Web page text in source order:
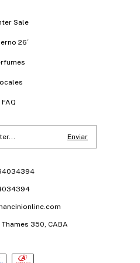
Sale
26´
FAQ
350, CABA